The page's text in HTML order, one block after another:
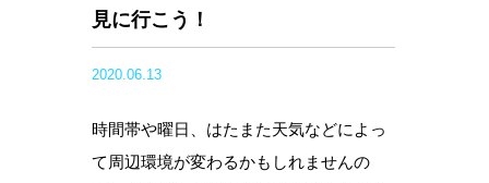
見に行こう！
2020.06.13
時間帯や曜日、はたまた天気などによっ
て周辺環境が変わるかもしれませんの